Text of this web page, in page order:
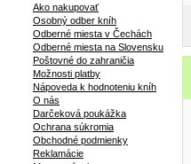
Ako nakupovať
Osobný odber kníh
Odberné miesta v Čechách
Odberné miesta na Slovensku
Poštovné do zahraničia
Možnosti platby
Nápoveda k hodnoteniu kníh
O nás
Darčeková poukážka
Ochrana súkromia
Obchodné podmienky
Reklamácie